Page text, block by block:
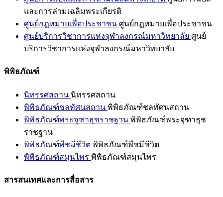
และการล่ามเฉลิมพระเกียรติ
ศูนย์กฎหมายเพื่อประชาชน ศูนย์กฎหมายเพื่อประชาชน
ศูนย์บริการวิชาการแห่งจุฬาลงกรณ์มหาวิทยาลัย ศูนย์
บริการวิชาการแห่งจุฬาลงกรณ์มหาวิทยาลัย
พิพิธภัณฑ์
นิทรรศสถาน นิทรรศสถาน
พิพิธภัณฑ์ชลทัศนสถาน พิพิธภัณฑ์ชลทัศนสถาน
พิพิธภัณฑ์พระจุฑาธุชราชฐาน พิพิธภัณฑ์พระจุฑาธุช
ราชฐาน
พิพิธภัณฑ์พืชมีชีวิต พิพิธภัณฑ์พืชมีชีวิต
พิพิธภัณฑ์สมุนไพร พิพิธภัณฑ์สมุนไพร
สารสนเทศและการสื่อสาร